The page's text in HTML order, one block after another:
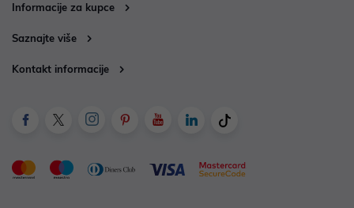
Informacije za kupce
Saznajte više
Kontakt informacije